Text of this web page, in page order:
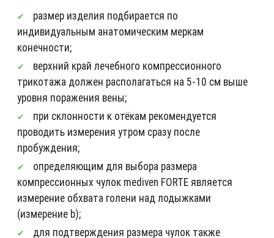
размер изделия подбирается по
индивидуальным анатомическим меркам
конечности;
верхний край лечебного компрессионного
трикотажа должен располагаться на 5-10 см выше
уровня поражения вены;
при склонности к отёкам рекомендуется
проводить измерения утром сразу после
пробуждения;
определяющим для выбора размера
компрессионных чулок mediven FORTE является
измерение обхвата голени над лодыжками
(измерение b);
для подтверждения размера чулок также